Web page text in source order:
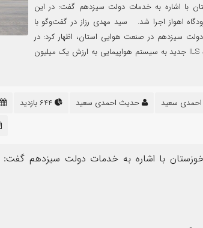
با اشاره به خدمات دولت سیزدهم گفت: در این
اهواز اجرا شد. سید مهدی رزاز در گفت‌وگو با
دولت سیزدهم در صنعت هوایی استان، اظهار کرد: در
دولت سیزدهم یک دستگاه ILS جدید به سیستم هواپیمایی به ارزش یک میلیون
حدیث احمدی سعید
سعید
با اشاره به خدمات دولت سیزدهم